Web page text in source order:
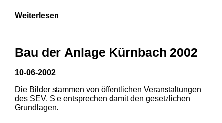
Weiterlesen
Bau der Anlage Kürnbach 2002
10-06-2002
Die Bilder stammen von öffentlichen Veranstaltungen
des SEV. Sie entsprechen damit den gesetzlichen
Grundlagen.